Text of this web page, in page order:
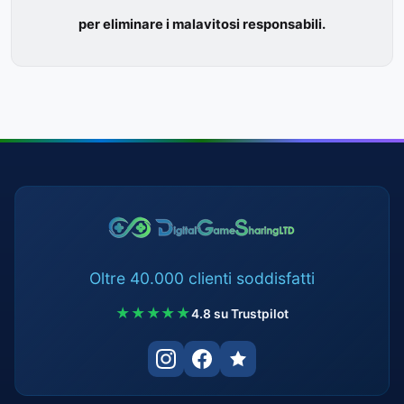
per eliminare i malavitosi responsabili.
Oltre 40.000 clienti soddisfatti
★★★★★4.8 su Trustpilot